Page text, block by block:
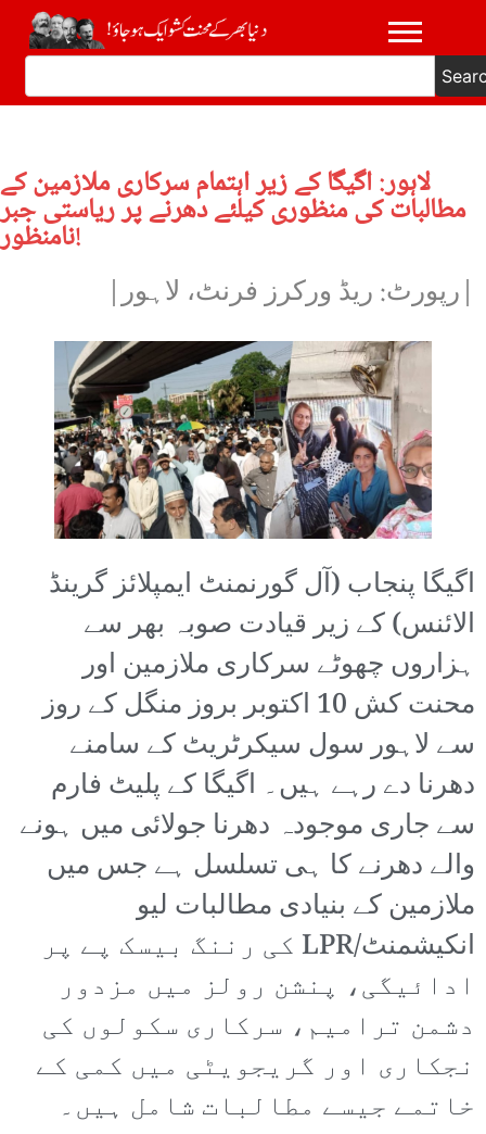
لاہور: اگیگا کے زیر اہتمام سرکاری ملازمین کے
مطالبات کی منظوری کیلئے دھرنے پر ریاستی جبر
نامنظور!
|رپورٹ: ریڈ ورکرز فرنٹ، لاہور|
اگیگا پنجاب (آل گورنمنٹ ایمپلائز گرینڈ
الائنس) کے زیر قیادت صوبہ بھر سے
ہزاروں چھوٹے سرکاری ملازمین اور
محنت کش 10 اکتوبر بروز منگل کے روز
سے لاہور سول سیکرٹریٹ کے سامنے
دھرنا دے رہے ہیں۔ اگیگا کے پلیٹ فارم
سے جاری موجودہ دھرنا جولائی میں ہونے
والے دھرنے کا ہی تسلسل ہے جس میں
ملازمین کے بنیادی مطالبات لیو
انکیشمنٹ/LPR کی رننگ بیسک پے پر
ادائیگی، پنشن رولز میں مزدور
دشمن ترامیم، سرکاری سکولوں کی
نجکاری اور گریجویٹی میں کمی کے
خاتمے جیسے مطالبات شامل ہیں۔